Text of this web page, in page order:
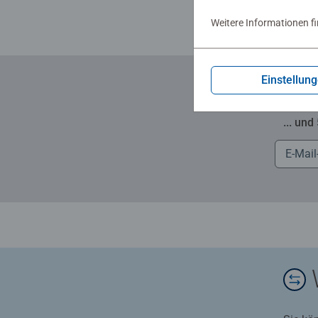
... und
Weitere Informationen